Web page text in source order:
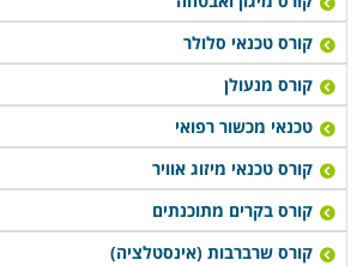
קורס טכנאי סלולר
קורס מנעולן
טכנאי מכשור רפואי
קורס טכנאי מיזוג אוויר
קורס בקרים מתוכנתים
קורס שרברבות (אינסטלציה)